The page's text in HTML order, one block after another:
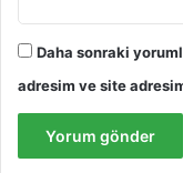
Daha sonraki
adresim ve site